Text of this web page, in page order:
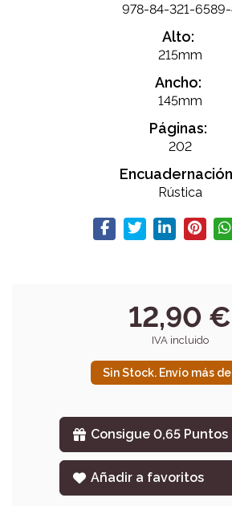
978-84-321-
Alto:
215mm
Ancho:
145mm
Páginas:
202
Rústica
12,90 €
IVA incluido
Sin Stock. Envío más de
Consigue 0,65 Puntos
Añadir a favoritos